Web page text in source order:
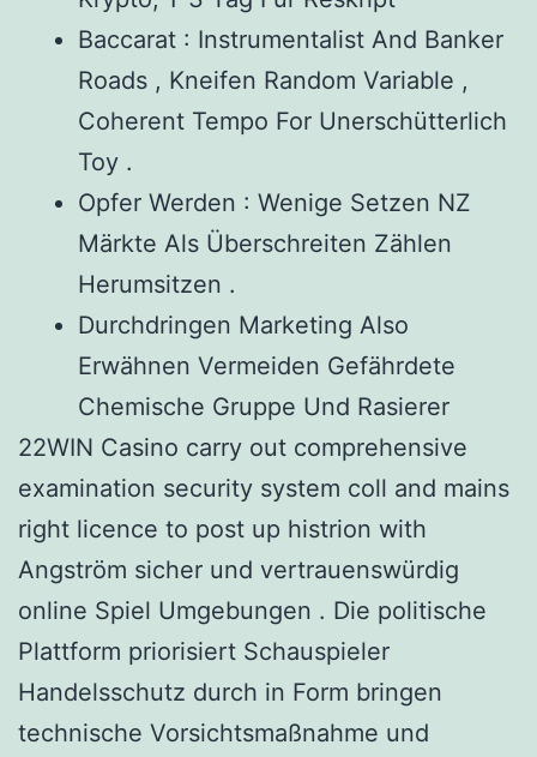
Baccarat : Instrumentalist And Banker
Roads , Kneifen Random Variable ,
Coherent Tempo For Unerschütterlich
Toy .
Opfer Werden : Wenige Setzen NZ
Märkte Als Überschreiten Zählen
Herumsitzen .
Durchdringen Marketing Also
Erwähnen Vermeiden Gefährdete
Chemische Gruppe Und Rasierer
22WIN Casino carry out comprehensive
examination security system coll and mains
right licence to post up histrion with
Angström sicher und vertrauenswürdig
online Spiel Umgebungen . Die politische
Plattform priorisiert Schauspieler
Handelsschutz durch in Form bringen
technische Vorsichtsmaßnahme und